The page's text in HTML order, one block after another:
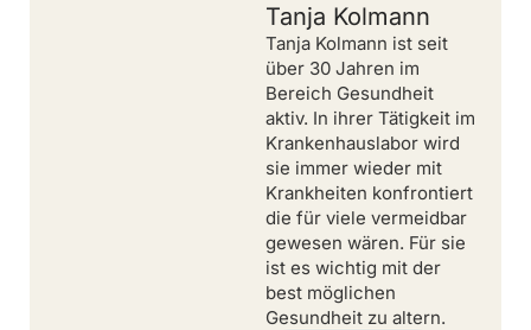
Tanja Kolmann
Tanja Kolmann ist seit
über 30 Jahren im
Bereich Gesundheit
aktiv. In ihrer Tätigkeit im
Krankenhauslabor wird
sie immer wieder mit
Krankheiten konfrontiert
die für viele vermeidbar
gewesen wären. Für sie
ist es wichtig mit der
best möglichen
Gesundheit zu altern.